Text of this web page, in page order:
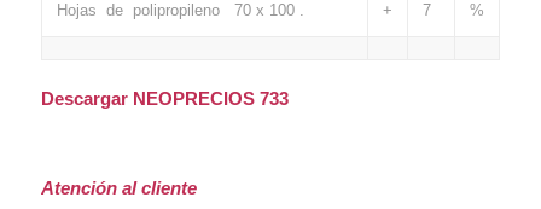
Hojas de polipropileno 70 x 100 . + 7 %
Descargar NEOPRECIOS 733
Atención al cliente